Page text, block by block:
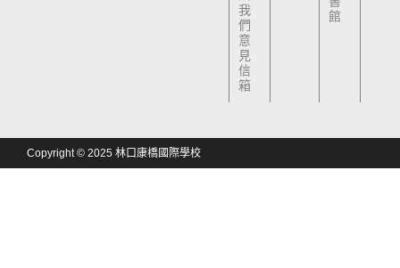
我
們
意
見
信
箱
館
Copyright © 2025 林口康橋國際學校